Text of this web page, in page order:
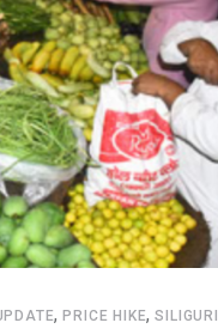
,PRICE HIKE,SILIGURI